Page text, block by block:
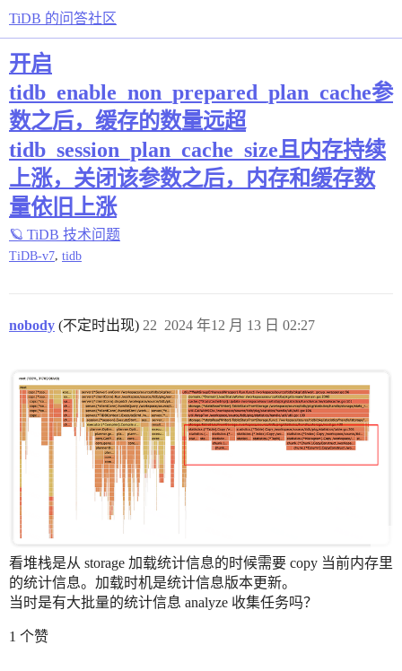
TiDB 的问答社区
开启
tidb_enable_non_prepared_plan_cache参
数之后，缓存的数量远超
tidb_session_plan_cache_size且内存持续
上涨，关闭该参数之后，内存和缓存数
量依旧上涨
🪐 TiDB 技术问题
TiDB-v7 tidb
nobody (不定时出现) 2024 年12 月 13 日 02:27
22
看堆栈是从 storage 加载统计信息的时候需要 copy 当前内存里
的统计信息。加载时机是统计信息版本更新。
当时是有大批量的统计信息 analyze 收集任务吗？
1 个赞